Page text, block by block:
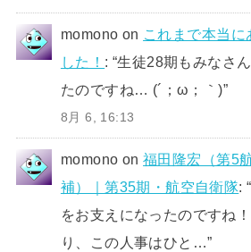
momono on これまで本当に
した！ : “生徒28期もみなさ
たのですね… (´；ω；｀)”
8月 6, 16:13
momono on福田隆宏（第5
補）｜第35期・航空自衛隊: “
をお支えになったのですね
り、この人事はひと…”